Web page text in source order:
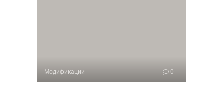
Модификации 0